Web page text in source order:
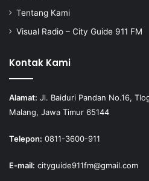
Tentang Kami
Visual Radio – City Guide 911 FM
Kontak Kami
Alamat: Jl. Baiduri Pandan No.16,
Malang, Jawa Timur 65144
Telepon: 0811-3600-911
E-mail: cityguide911fm@gmail.com